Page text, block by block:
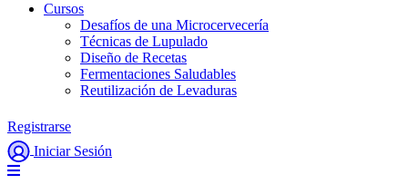
Cursos
Desafíos de una Microcervecería
Técnicas de Lupulado
Diseño de Recetas
Fermentaciones Saludables
Reutilización de Levaduras
Registrarse
Iniciar Sesión